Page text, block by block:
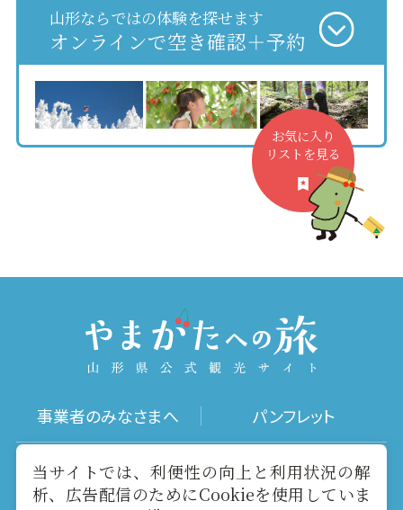
山形ならではの体験を探せます
オンラインで空き確認＋予約
お気に入り
リストを見る
事業者のみなさまへ パンフレット
写真ダウンロード 動画ギャラリー
当サイトでは、利便性の向上と利用状況の解
析、広告配信のためにCookieを使用していま